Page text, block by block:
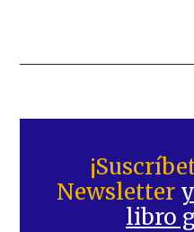
lateral
principal
Newsletter
libro